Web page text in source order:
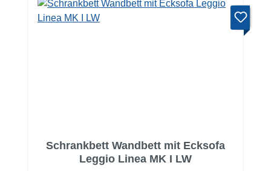
Schrankbett Wandbett mit Ecksofa
Leggio Linea MK I LW